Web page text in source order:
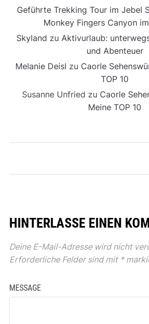
Geführte Trekking Tour im Jebel
Monkey Fingers Canyon
Skyland zu Aktivurlaub:
und Abenteuer
Melanie Deisl zu Caorle
TOP 10
Susanne Unfried zu Caorle
Meine TOP 10
HINTERLASSE EINEN
Deine E-Mail-Adresse wird nicht
Erforderliche Felder sind mit *
MESSAGE